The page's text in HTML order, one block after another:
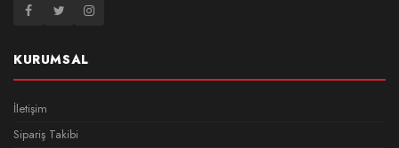
KURUMSAL
İletişim
Sipariş Takibi